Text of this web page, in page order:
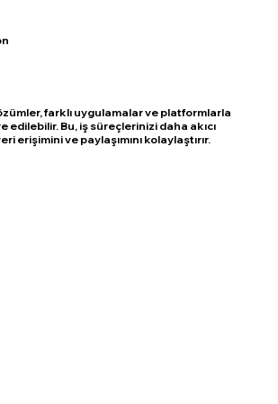
farklı uygulamalar ve platformlarla
edilebilir. Bu, iş süreçlerinizi daha akıcı
erişimini ve paylaşımını kolaylaştırır.